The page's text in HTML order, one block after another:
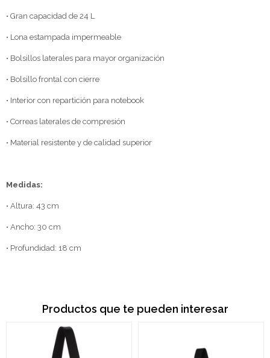
• Gran capacidad de 24 L
• Lona estampada impermeable
• Bolsillos laterales para mayor organización
• Bolsillo frontal con cierre
• Interior con repartición para notebook
• Correas laterales de compresión
• Material resistente y de calidad superior
Medidas:
• Altura: 43 cm
• Ancho: 30 cm
• Profundidad: 18 cm
Productos que te pueden interesar